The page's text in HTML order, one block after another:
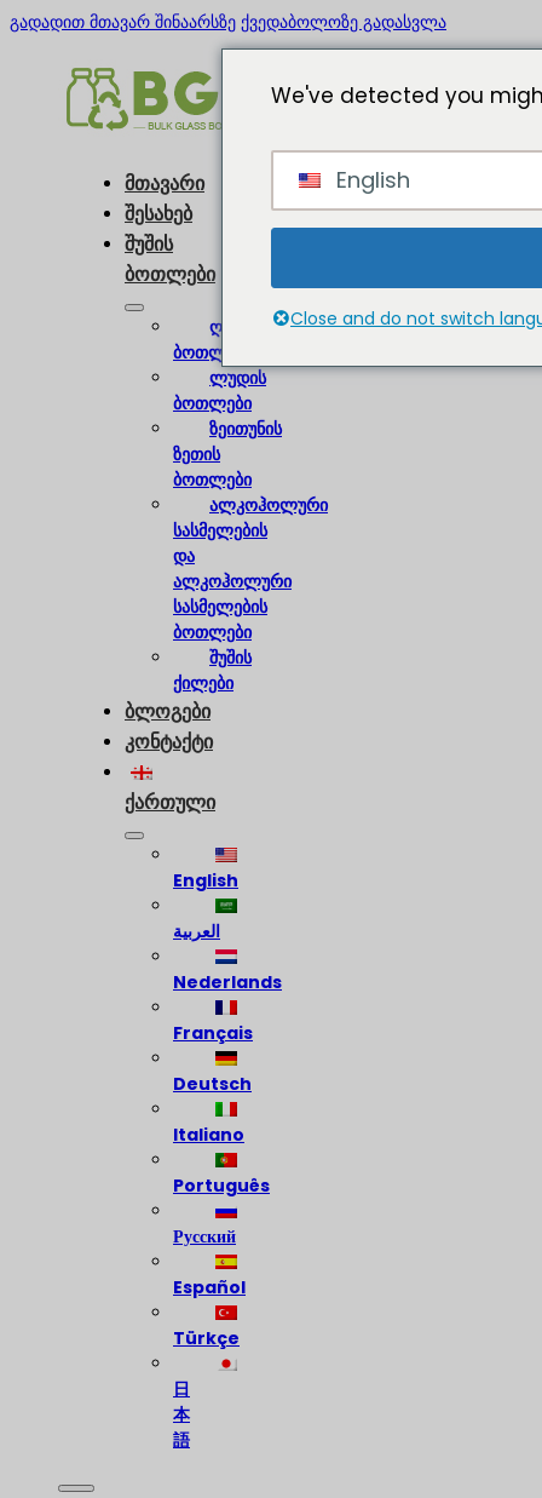
გადადით მთავარ შინაარსზე ქვედაბოლოზე გადასვლა
მთავარი
შესახებ
შუშის
ბოთლები
ღვინის
ბოთლები
ლუდის
ბოთლები
ზეითუნის
ზეთის
ბოთლები
ალკოჰოლური
სასმელების
და
ალკოჰოლური
სასმელების
ბოთლები
შუშის
ქილები
ბლოგები
კონტაქტი
ქართული
English
العربية
Nederlands
Français
Deutsch
Italiano
Português
Русский
Español
Türkçe
日
本
語
We've detected you
English
Close and do not switch